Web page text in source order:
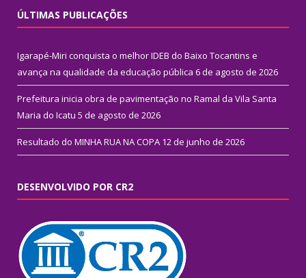
ÚLTIMAS PUBLICAÇÕES
Igarapé-Miri conquista o melhor IDEB do Baixo Tocantins e
avança na qualidade da educação pública 6 de agosto de 2026
Prefeitura inicia obra de pavimentação no Ramal da Vila Santa
Maria do Icatu 5 de agosto de 2026
Resultado do MINHA RUA NA COPA 12 de junho de 2026
DESENVOLVIDO POR CR2